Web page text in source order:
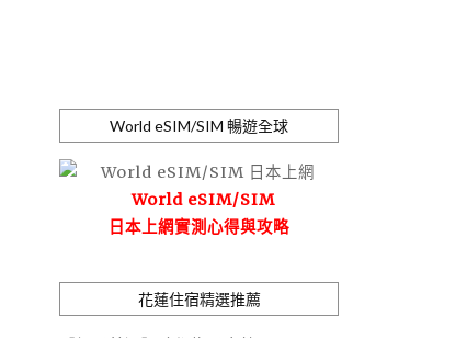
World eSIM/SIM 暢遊全球
World eSIM/SIM
日本上網實測心得與攻略
花蓮住宿精選推薦